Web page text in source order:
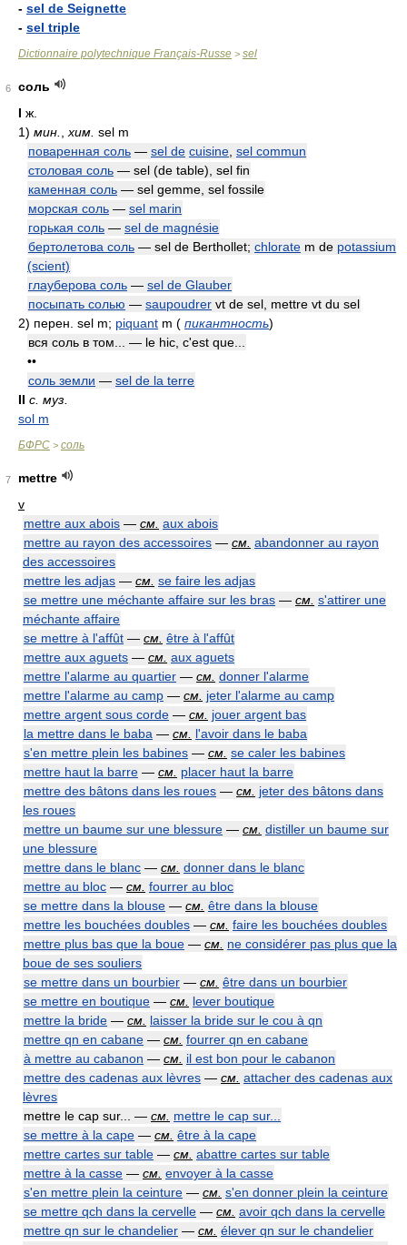
- sel de Seignette
- sel triple
Dictionnaire polytechnique Français-Russe > sel
6
соль
I ж.
1) мин. хим. sel m
поваренная соль — sel de cuisine sel commun
столовая соль — sel (de table), sel fin
каменная соль — sel gemme, sel fossile
морская соль — sel marin
горькая соль — sel de magnésie
бертолетова соль — sel de Berthollet; chlorate m de potassium
(scient)
глауберова соль — sel de Glauber
посыпать солью — saupoudrer vt de sel, mettre vt du sel
2) перен. sel m; piquant m ( пикантность)
вся соль в том... — le hic, c'est que...
••
соль земли — sel de la terre
II с. муз.
sol m
БФРС > соль
7
mettre
v
mettre aux abois — см. aux abois
mettre au rayon des accessoires — см. abandonner au rayon
des accessoires
mettre les adjas — см. se faire les adjas
se mettre une méchante affaire sur les bras — см. s'attirer une
méchante affaire
se mettre à l'affût — см. être à l'affût
mettre aux aguets — см. aux aguets
mettre l'alarme au quartier — см. donner l'alarme
mettre l'alarme au camp — см. jeter l'alarme au camp
mettre argent sous corde — см. jouer argent bas
la mettre dans le baba — см. l'avoir dans le baba
s'en mettre plein les babines — см. se caler les babines
mettre haut la barre — см. placer haut la barre
mettre des bâtons dans les roues — см. jeter des bâtons dans
les roues
mettre un baume sur une blessure — см. distiller un baume sur
une blessure
mettre dans le blanc — см. donner dans le blanc
mettre au bloc — см. fourrer au bloc
se mettre dans la blouse — см. être dans la blouse
mettre les bouchées doubles — см. faire les bouchées doubles
mettre plus bas que la boue — см. ne considérer pas plus que la
boue de ses souliers
se mettre dans un bourbier — см. être dans un bourbier
se mettre en boutique — см. lever boutique
mettre la bride — см. laisser la bride sur le cou à qn
mettre qn en cabane — см. fourrer qn en cabane
à mettre au cabanon — см. il est bon pour le cabanon
mettre des cadenas aux lèvres — см. attacher des cadenas aux
lèvres
mettre le cap sur... — см. mettre le cap sur...
se mettre à la cape — см. être à la cape
mettre cartes sur table — см. abattre cartes sur table
mettre à la casse — см. envoyer à la casse
s'en mettre plein la ceinture — см. s'en donner plein la ceinture
se mettre qch dans la cervelle — см. avoir qch dans la cervelle
mettre qn sur le chandelier — см. élever qn sur le chandelier